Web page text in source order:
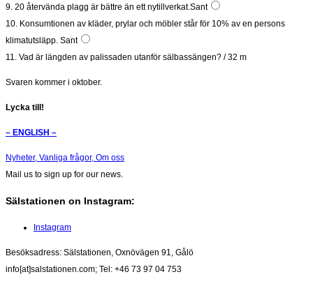
9. 20 återvända plagg är bättre än ett nytillverkat.Sant
10. Konsumtionen av kläder, prylar och möbler står för 10% av en persons
klimatutsläpp. Sant
11. Vad är längden av palissaden utanför sälbassängen? / 32 m
Svaren kommer i oktober.
Lycka till!
– ENGLISH –
Nyheter, Vanliga frågor, Om oss
Mail us to sign up for our news.
Sälstationen on Instagram:
Instagram
Besöksadress: Sälstationen, Oxnövägen 91, Gålö
info[at]salstationen.com; Tel: +46 73 97 04 753